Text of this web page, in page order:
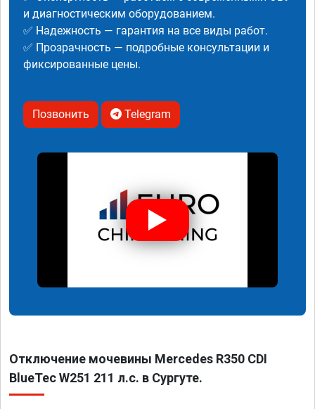
и диагностическим оборудованием.
✅ Надежность — гарантия на все виды работ.
✅ Прозрачность — подробные консультации и
фиксированные цены.
Позвонить Telegram
Отключение мочевины Mercedes R350 CDI
BlueTec W251 211 л.с. в Сургуте.